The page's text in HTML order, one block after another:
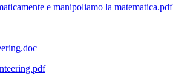
e manipoliamo la matematica.pdf